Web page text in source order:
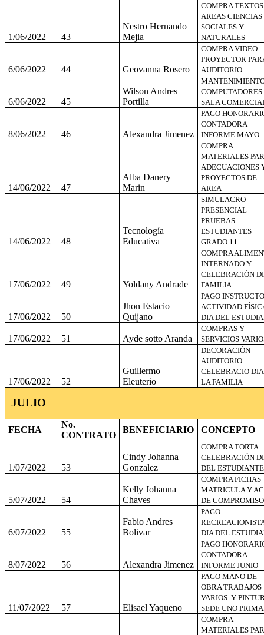
1/06/2022 43
Nestro Hernando
Mejia
COMPRA TEXTOS
AREAS CIENCIAS
SOCIALES Y
NATURALES
6/06/2022 44 Geovanna Rosero
COMPRA VIDEO
PROYECTOR
AUDITORIO
6/06/2022 45
Wilson Andres
Portilla
COMPUTADORES
SALA
8/06/2022 46 Alexandra Jimenez
PAGO
CONTADORA
INFORME MAYO
14/06/2022 47
Alba Danery
Marin
COMPRA
MATERIALES
ADECUACIONES
PROYECTOS DE
AREA
14/06/2022 48
Tecnología
Educativa
SIMULACRO
PRESENCIAL
PRUEBAS
ESTUDIANTES
GRADO 11
17/06/2022 49 Yoldany Andrade
COMPRA
INTERNADO Y
CELEBRACIÓN
FAMILIA
17/06/2022 50
Jhon Estacio
Quijano
PAGO
ACTIVIDAD
DIA DEL
17/06/2022 51 Ayde sotto Aranda
COMPRAS Y
SERVICIOS
17/06/2022 52
Guillermo
Eleuterio
DECORACIÓN
AUDITORIO
CELEBRACIO
LA FAMILIA
JULIO
FECHA
No.
CONTRATO
BENEFICIARIO CONCEPTO
1/07/2022 53
Cindy Johanna
Gonzalez
COMPRA TORTA
CELEBRACIÓN
DEL ESTUDIANTE
5/07/2022 54
Kelly Johanna
Chaves
COMPRA FICHAS
MATRICULA Y
DE COMPROMISO
6/07/2022 55
Fabio Andres
Bolivar
PAGO
DIA DEL
8/07/2022 56 Alexandra Jimenez
PAGO
CONTADORA
INFORME JUNIO
11/07/2022 57 Elisael Yaqueno
PAGO MANO DE
OBRA TRABAJOS
VARIOS Y
SEDE UNO
COMPRA
MATERIALES